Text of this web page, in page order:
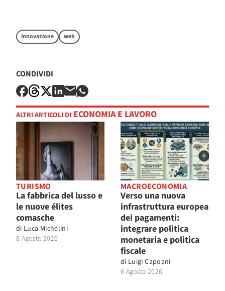
innovazione web
CONDIVIDI
ALTRI ARTICOLI DI ECONOMIA E LAVORO
TURISMO
La fabbrica del lusso e
le nuove élites
comasche
di Luca Michelini
8 Agosto 2026
MACROECONOMIA
Verso una nuova
infrastruttura europea
dei pagamenti:
integrare politica
monetaria e politica
fiscale
di Luigi Capoani
6 Agosto 2026